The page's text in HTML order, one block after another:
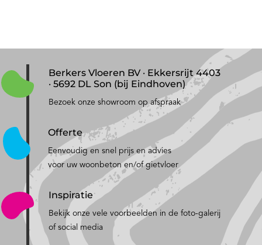
Berkers Vloeren BV · Ekkersrijt 4403
· 5692 DL Son (bij Eindhoven)
Bezoek onze showroom op afspraak
Offerte
Eenvoudig en snel prijs en advies
voor uw woonbeton en/of gietvloer
Inspiratie
Bekijk onze vele voorbeelden in de foto-galerij
of social media